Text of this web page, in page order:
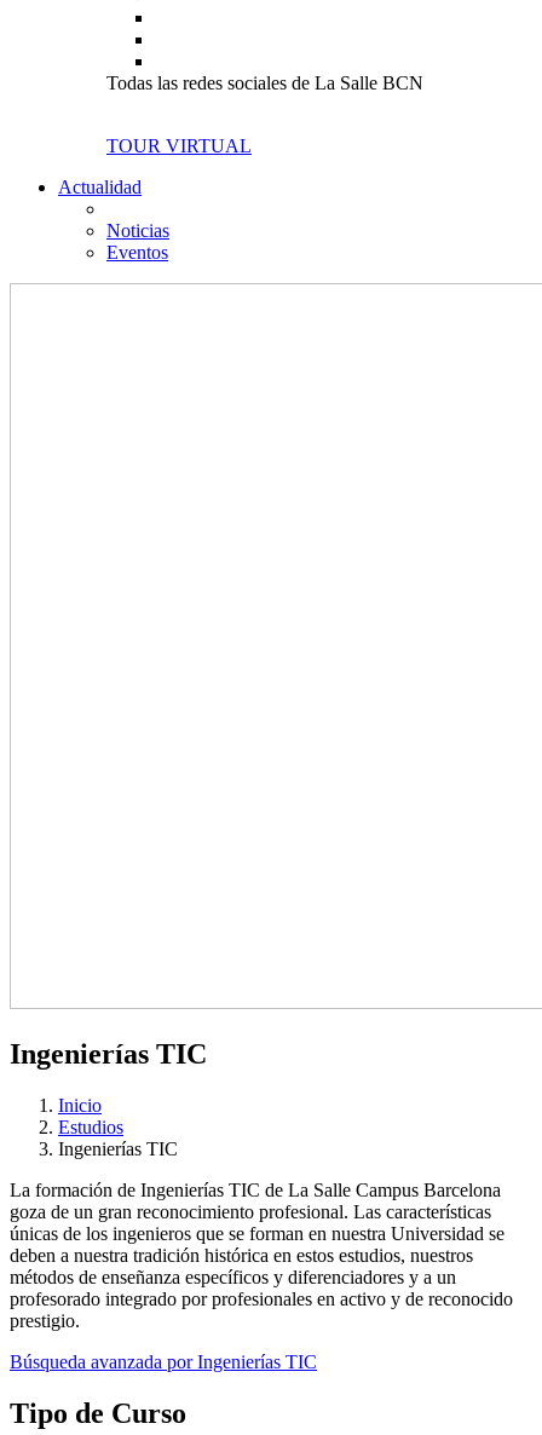
Todas las redes sociales de La Salle BCN
TOUR VIRTUAL
Actualidad
Noticias
Eventos
Ingenierías TIC
Inicio
Estudios
Ingenierías TIC
La formación de Ingenierías TIC de La Salle Campus Barcelona
goza de un gran reconocimiento profesional. Las características
únicas de los ingenieros que se forman en nuestra Universidad se
deben a nuestra tradición histórica en estos estudios, nuestros
métodos de enseñanza específicos y diferenciadores y a un
profesorado integrado por profesionales en activo y de reconocido
prestigio.
Búsqueda avanzada por Ingenierías TIC
Tipo de Curso